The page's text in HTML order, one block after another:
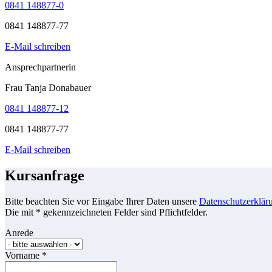
0841 148877-0
0841 148877-77
E-Mail schreiben
Ansprechpartnerin
Frau Tanja Donabauer
0841 148877-12
0841 148877-77
E-Mail schreiben
Kursanfrage
Bitte beachten Sie vor Eingabe Ihrer Daten unsere
Die mit * gekennzeichneten Felder sind Pflichtfelder.
Anrede
Vorname *